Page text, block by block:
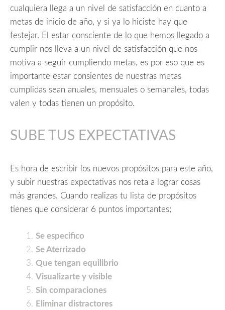
cualquiera llega a un nivel de satisfacción en cuanto a
metas de inicio de año, y si ya lo hiciste hay que
festejar. El estar consciente de lo que hemos llegado a
cumplir nos lleva a un nivel de satisfacción que nos
motiva a seguir cumpliendo metas, es por eso que es
importante estar consientes de nuestras metas
cumplidas sean anuales, mensuales o semanales, todas
valen y todas tienen un propósito.
SUBE TUS EXPECTATIVAS
Es hora de escribir los nuevos propósitos para este año,
y subir nuestras expectativas nos reta a lograr cosas
más grandes. Cuando realizas tu lista de propósitos
tienes que considerar 6 puntos importantes;
Se especifico
Se Aterrizado
Que tengan equilibrio
Visualizarte y visible
Sin comparaciones
Eliminar distractores